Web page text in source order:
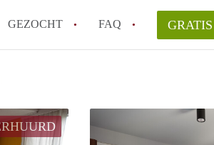
GEZOCHT FAQ
kost het om te reageren op een Studio in
translate StudioGroningen?
StudiosGroningen?